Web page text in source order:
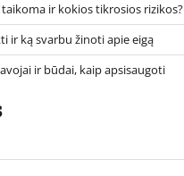
ir kokios tikrosios rizikos?
ir ką svarbu žinoti apie eigą
ir būdai, kaip apsisaugoti